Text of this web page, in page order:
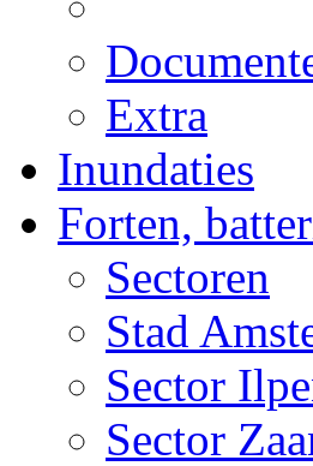
Extra
Inundaties
Forten,
Sectoren
Stad
Sector
Sector